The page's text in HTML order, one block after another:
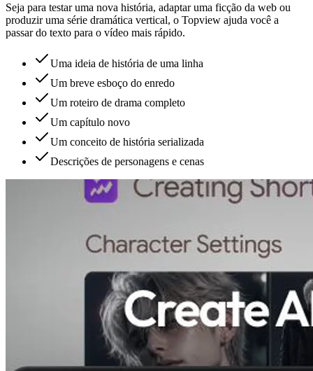
Seja para testar uma nova história, adaptar uma ficção da web ou
produzir uma série dramática vertical, o Topview ajuda você a
passar do texto para o vídeo mais rápido.
Uma ideia de história de uma linha
Um breve esboço do enredo
Um roteiro de drama completo
Um capítulo novo
Um conceito de história serializada
Descrições de personagens e cenas